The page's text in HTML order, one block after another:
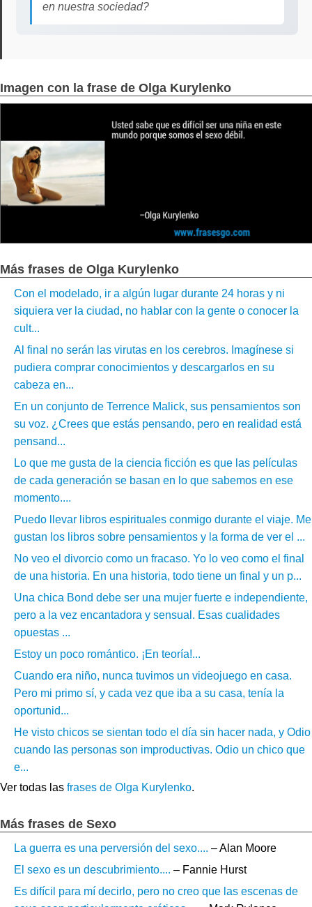
en nuestra sociedad?
Imagen con la frase de Olga Kurylenko
Más frases de Olga Kurylenko
Con el modelado, ir a algún lugar durante 24 horas y ni
siquiera ver la ciudad, no hablar con la gente o conocer la
cult...
Al final no serán las virutas en los cerebros. Imagínese si
pudiera comprar conocimientos y descargarlos en su
cabeza en...
En un conjunto de Terrence Malick, sus pensamientos son
su voz. ¿Crees que estás pensando, pero en realidad está
pensand...
Lo que me gusta de la ciencia ficción es que las películas
de cada generación se basan en lo que sabemos en ese
momento....
Puedo llevar libros espirituales conmigo durante el viaje. Me
gustan los libros sobre pensamientos y la forma de ver el ...
No veo el divorcio como un fracaso. Yo lo veo como el final
de una historia. En una historia, todo tiene un final y un p...
Una chica Bond debe ser una mujer fuerte e independiente,
pero a la vez encantadora y sensual. Esas cualidades
opuestas ...
Estoy un poco romántico. ¡En teoría!...
Cuando era niño, nunca tuvimos un videojuego en casa.
Pero mi primo sí, y cada vez que iba a su casa, tenía la
oportunid...
He visto chicos se sientan todo el día sin hacer nada, y Odio
cuando las personas son improductivas. Odio un chico que
e...
Ver todas las frases de Olga Kurylenko.
Más frases de Sexo
La guerra es una perversión del sexo.... – Alan Moore
El sexo es un descubrimiento.... – Fannie Hurst
Es difícil para mí decirlo, pero no creo que las escenas de